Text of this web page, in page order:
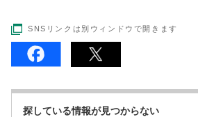
SNSリンクは別ウィンドウで開きます
探している情報が見つからない